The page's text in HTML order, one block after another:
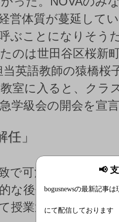
📢
bogusnewsの最新記事は
にて配信しております
営体質が蔓延して
ぶことになりそう
のは世田谷区桜新
英語教師の猿橋桜
室に入ると、クラ
学級会の開会を宣
」
で可決。教諭はそ
な後任教師には北
授業運営を行って